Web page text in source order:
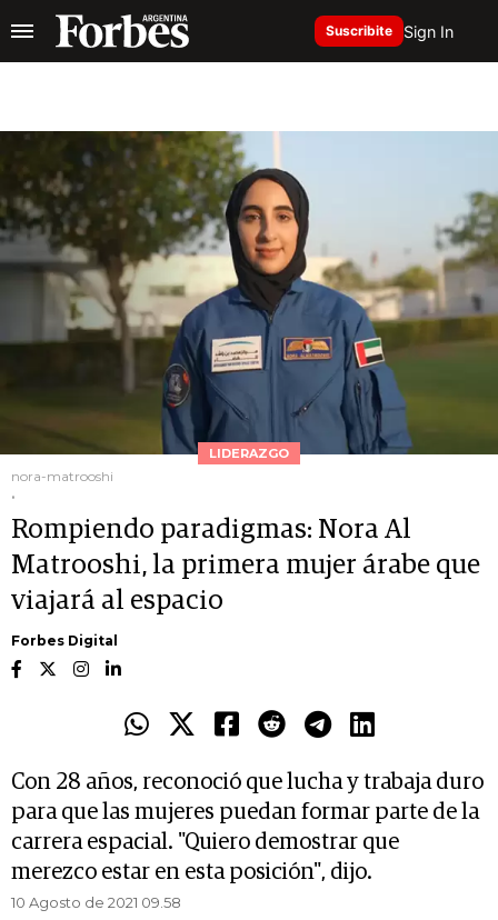
Suscribite Sign In
LIDERAZGO
nora-matrooshi
.
Rompiendo paradigmas: Nora Al
Matrooshi, la primera mujer árabe que
viajará al espacio
Forbes Digital
Con 28 años, reconoció que lucha y trabaja duro
para que las mujeres puedan formar parte de la
carrera espacial. "Quiero demostrar que
merezco estar en esta posición", dijo.
10 Agosto de 2021 09.58